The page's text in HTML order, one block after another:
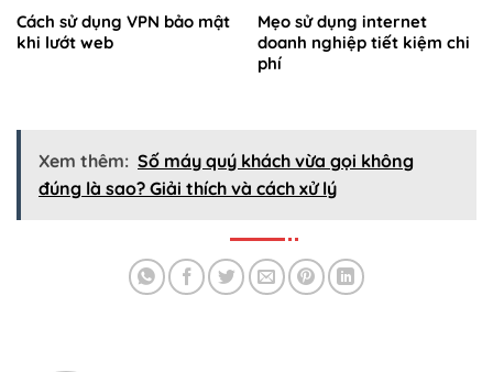
Cách sử dụng VPN bảo mật
khi lướt web
Mẹo sử dụng internet
doanh nghiệp tiết kiệm chi
phí
Xem thêm: Số máy quý khách vừa gọi không
đúng là sao? Giải thích và cách xử lý